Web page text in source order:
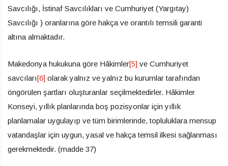
Savcılığı, İstinaf Savcılıkları ve Cumhuriyet (Yargıtay)
Savcılığı ) oranlarına göre hakça ve orantılı temsili garanti
altına almaktadır.
Makedonya hukukuna göre Hâkimler[5] ve Cumhuriyet
savcıları[6] olarak yalnız ve yalnız bu kurumlar tarafından
öngörülen şartları oluşturanlar seçilmektedirler. Hâkimler
Konseyi, yıllık planlarında boş pozisyonlar için yıllık
planlamalar uygulayıp ve tüm birimlerinde, topluluklara mensup
vatandaşlar için uygun, yasal ve hakça temsil ilkesi sağlanması
gerekmektedir. (madde 37)